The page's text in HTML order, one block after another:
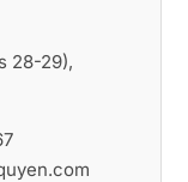
28-29),